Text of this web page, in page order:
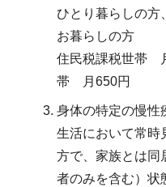
ひとり暮らしの方
お暮らしの方
住民税課税世帯
帯 月650円
身体の特定の慢性
生活において常時
方で、家族とは同
者のみを含む）状